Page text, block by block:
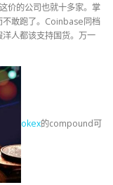
价的公司也就十多家。掌
不敢跑了。Coinbase同档
人都该支持国货。万一
okex的compound可